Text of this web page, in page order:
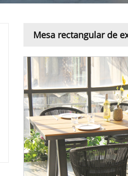
Mesa rectangular de